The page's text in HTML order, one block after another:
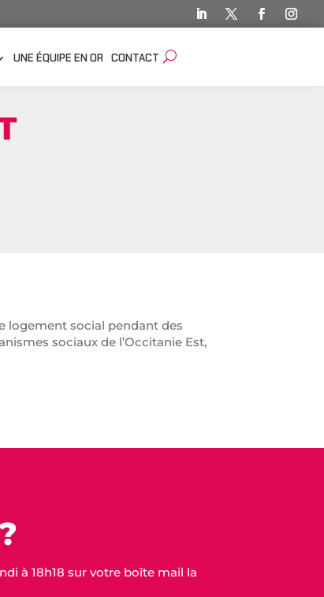
UNE ÉQUIPE EN OR CONTACT
logement social pendant des
sociaux de l’Occitanie Est,
à 18h18 sur votre boîte mail la